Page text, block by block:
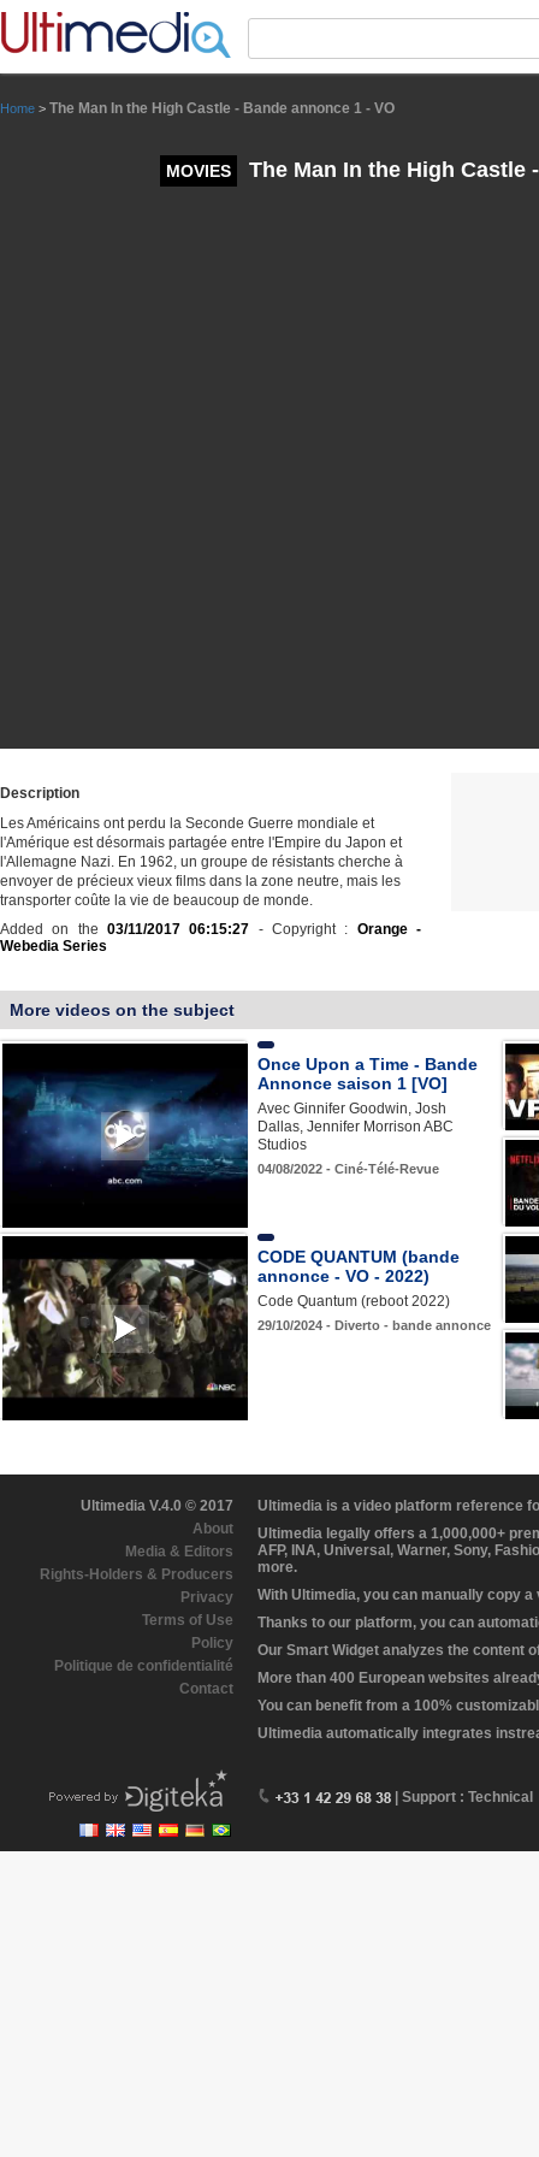
Home > The Man In the High Castle - Bande annonce 1 - VO
MOVIES The Man In the High Castle
Description
Les Américains ont perdu la Seconde Guerre mondiale et
l'Amérique est désormais partagée entre l'Empire du Japon et
l'Allemagne Nazi. En 1962, un groupe de résistants cherche à
envoyer de précieux vieux films dans la zone neutre, mais les
transporter coûte la vie de beaucoup de monde.
Added on the 03/11/2017 06:15:27 - Copyright : Orange -
Webedia Series
More videos on the subject
Once Upon a Time - Bande
Annonce saison 1 [VO]
Avec Ginnifer Goodwin, Josh
Dallas, Jennifer Morrison ABC
Studios
04/08/2022 - Ciné-Télé-Revue
CODE QUANTUM (bande
annonce - VO - 2022)
Code Quantum (reboot 2022)
29/10/2024 - Diverto - bande annonce
Ultimedia V.4.0 © 2017
About
Media & Editors
Rights-Holders & Producers
Privacy
Terms of Use
Policy
Politique de confidentialité
Contact
Ultimedia is a video platform reference
Ultimedia legally offers a 1,000,000+
AFP, INA, Universal, Warner, Sony,
more.
With Ultimedia, you can manually copy
Thanks to our platform, you can
Our Smart Widget analyzes the content
More than 400 European websites
You can benefit from a 100%
Ultimedia automatically integrates
| Support : Technical
Panneau de gestion des cookies